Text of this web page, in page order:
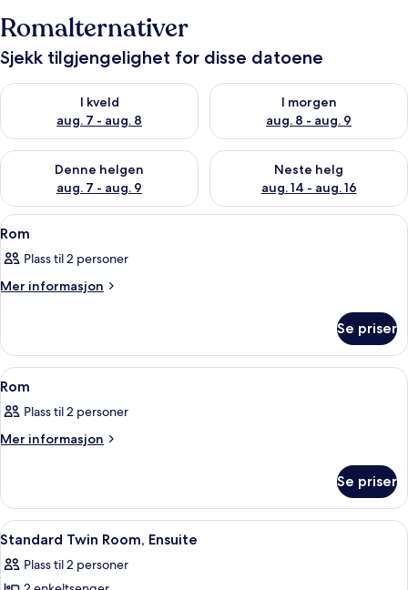
Romalternativer
Sjekk tilgjengelighet for disse datoene
I kveld
aug. 7 - aug. 8
Sjekk tilgjengelighet for i kveld, aug. 7 - aug. 8
I morgen
aug. 8 - aug. 9
Sjekk tilgjengelighet for i
Denne helgen
aug. 7 - aug. 9
Sjekk tilgjengelighet for denne helgen, aug. 7 - aug. 9
Neste helg
aug. 14 - aug. 16
Sjekk tilgjengelighet for neste
Åpne
alle
bildene
av
4
Rom
Plass til 2 personer
Mer informasjon
Mer
Se priser
Åpne
alle
bildene
av
3
Rom
Plass til 2 personer
Mer informasjon
Mer
Se priser
Åpne
alle
bildene
1
Standard Twin Room, Ensuite
Plass til 2 personer